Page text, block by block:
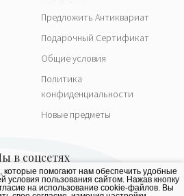
Предложить Антиквариат
Подарочный Сертификат
Общие условия
Политика
конфиденциальности
Новые предметы
помогают нам обеспечить удобные
условия пользования сайтом. Нажав кнопку
на использование cookie-файлов. Вы